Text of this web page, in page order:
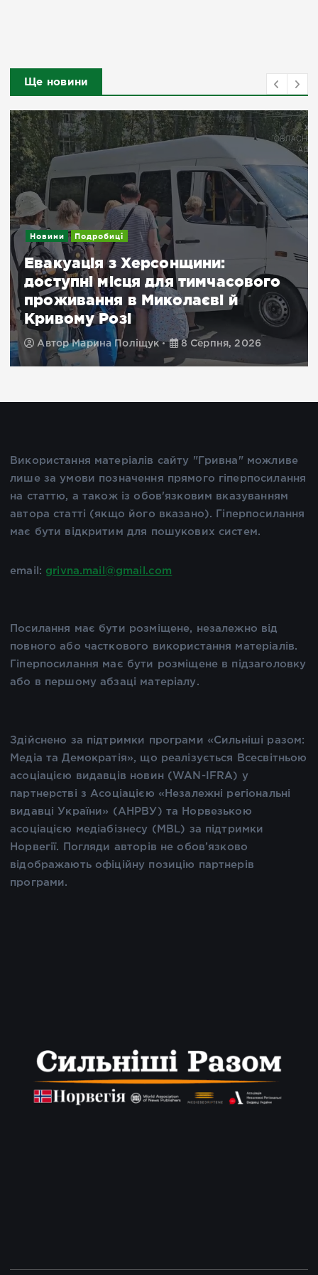
Ще новини
Новини Подробиці
Евакуація з Херсонщини:
доступні місця для тимчасового
проживання в Миколаєві й
Кривому Розі
АвторМарина Поліщук 8 Серпня, 2026
Використання матеріалів сайту "Гривна" можливе
лише за умови позначення прямого гіперпосилання
на статтю, а також із обов'язковим вказуванням
автора статті (якщо його вказано). Гіперпосилання
має бути відкритим для пошукових систем.
email: grivna.mail@gmail.com
Посилання має бути розміщене, незалежно від
повного або часткового використання матеріалів.
Гіперпосилання має бути розміщене в підзаголовку
або в першому абзаці матеріалу.
Здійснено за підтримки програми «Сильніші разом:
Медіа та Демократія», що реалізується Всесвітньою
асоціацією видавців новин (WAN-IFRA) у
партнерстві з Асоціацією «Незалежні регіональні
видавці України» (АНРВУ) та Норвезькою
асоціацією медіабізнесу (MBL) за підтримки
Норвегії. Погляди авторів не обов’язково
відображають офіційну позицію партнерів
програми.